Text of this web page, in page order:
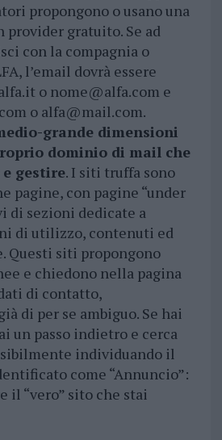
propongono o usano una
provider gratuito. Se ad
con la compagnia o
l’email dovrà essere
o nome@alfa.com e
o alfa@mail.com.
grande dimensioni
dominio di mail che
gestire. I siti truffa sono
pagine, con pagine “under
di sezioni dedicate a
di utilizzo, contenuti ed
Questi siti propongono
e chiedono nella pagina
di contatto,
di per se ambiguo. Se hai
un passo indietro e cerca
individuando il
come “Annuncio”:
il “vero” sito che stai